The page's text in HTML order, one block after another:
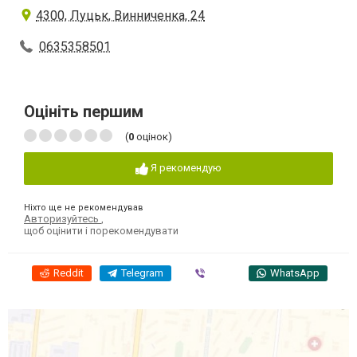
4300, Луцьк, Винниченка, 24
0635358501
Оцініть першим
(0 оцінок)
Я рекомендую
Ніхто ще не рекомендував
Авторизуйтесь
щоб оцінити і порекомендувати
Reddit Telegram WhatsApp